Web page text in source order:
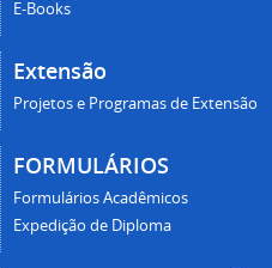
E-Books
Extensão
Projetos e Programas de Extensão
FORMULÁRIOS
Formulários Acadêmicos
Expedição de Diploma